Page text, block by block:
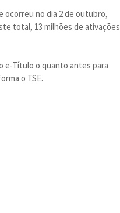
ocorreu no dia 2 de outubro,
total, 13 milhões de ativações
e-Título o quanto antes para
o TSE.